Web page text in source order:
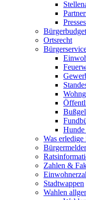
Bürgerbudget
Ortsrecht
Was
Bürgermelder
Zahlen &
Stadtwappen
Wahlen